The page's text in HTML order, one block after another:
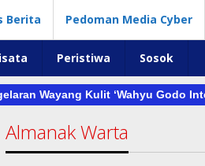
Berita Pedoman Media Cyber
Peristiwa Sosok
Kulit ‘Wahyu Godo Inten’
Almanak Warta